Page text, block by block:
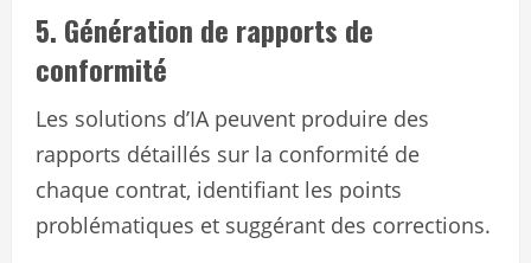
5. Génération de rapports de
conformité
Les solutions d’IA peuvent produire des
rapports détaillés sur la conformité de
chaque contrat, identifiant les points
problématiques et suggérant des corrections.